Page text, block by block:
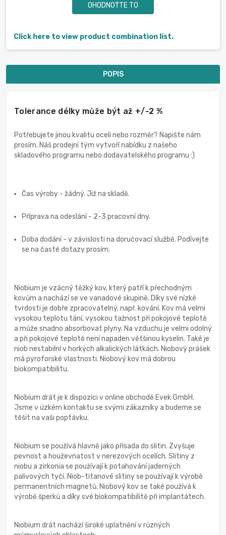
OHODNOŤTE TO
Click here to view product combination list.
POPIS
Tolerance délky může být až +/-2 %
Potřebujete jinou kvalitu oceli nebo rozměr? Napište nám
prosím. Náš prodejní tým vytvoří nabídku z našeho
skladového programu nebo dodavatelského programu :)
Čas výroby - žádný. Již na skladě.
Příprava na odeslání - 2-3 pracovní dny.
Doba dodání - v závislosti na doručovací službě. Podívejte
se na časté dotazy prosím.
Niobium je vzácný těžký kov, který patří k přechodným
kovům a nachází se ve vanadové skupině. Díky své nízké
tvrdosti je dobře zpracovatelný, např. kování. Kov má velmi
vysokou teplotu tání, vysokou tažnost při pokojové teplotě
a může snadno absorbovat plyny. Na vzduchu je velmi odolný
a při pokojové teplotě není napaden většinou kyselin. Také je
niob nestabilní v horkých alkalických látkách. Niobový prášek
má pyroforské vlastnosti. Niobový kov má dobrou
biokompatibilitu.
Niobium drát je k dispozici v online obchodě Evek GmbH.
Jsme v úzkém kontaktu se svými zákazníky a budeme se
těšit na vaši poptávku.
Niobium se používá hlavně jako přísada do slitin. Zvyšuje
pevnost a houževnatost v nerezových ocelích. Slitiny z
niobu a zirkonia se používají k potahování jaderných
palivových tyčí. Niob-titanové slitiny se používají k výrobě
permanentních magnetů. Niobový kov se také používá k
výrobě šperků a díky své biokompatibilitě při implantátech.
Niobium drát nachází široké uplatnění v různých